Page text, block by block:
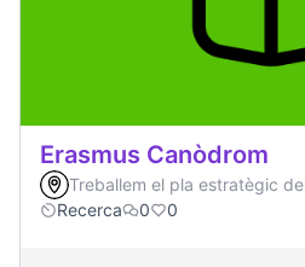
Erasmus Canòdrom
Treballem el pla estratègic
Recerca
0 0